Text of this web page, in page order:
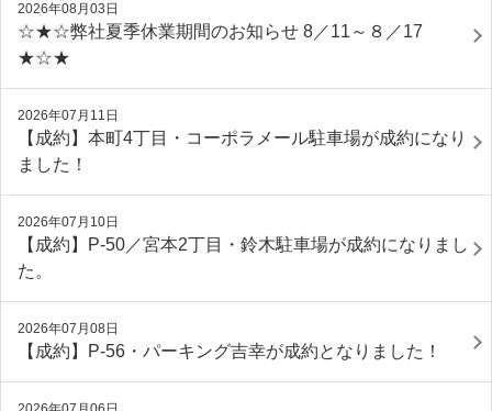
2026年08月03日
☆★☆弊社夏季休業期間のお知らせ 8／11～８／17
★☆★
2026年07月11日
【成約】本町4丁目・コーポラメール駐車場が成約になり
ました！
2026年07月10日
【成約】P‐50／宮本2丁目・鈴木駐車場が成約になりまし
た。
2026年07月08日
【成約】P-56・パーキング吉幸が成約となりました！